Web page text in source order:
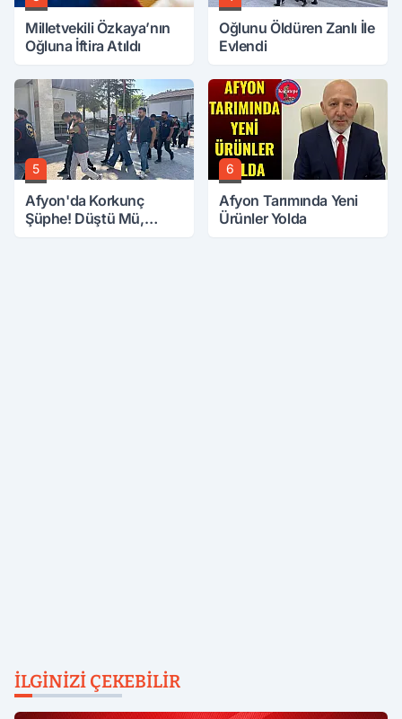
Milletvekili Özkaya’nın
Oğluna İftira Atıldı
Oğlunu Öldüren Zanlı İle
Evlendi
5
Afyon'da Korkunç
Şüphe! Düştü Mü,
6
Afyon Tarımında Yeni
Ürünler Yolda
İLGINIZI ÇEKEBILIR